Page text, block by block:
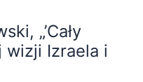
„’Cały
wizji Izraela i